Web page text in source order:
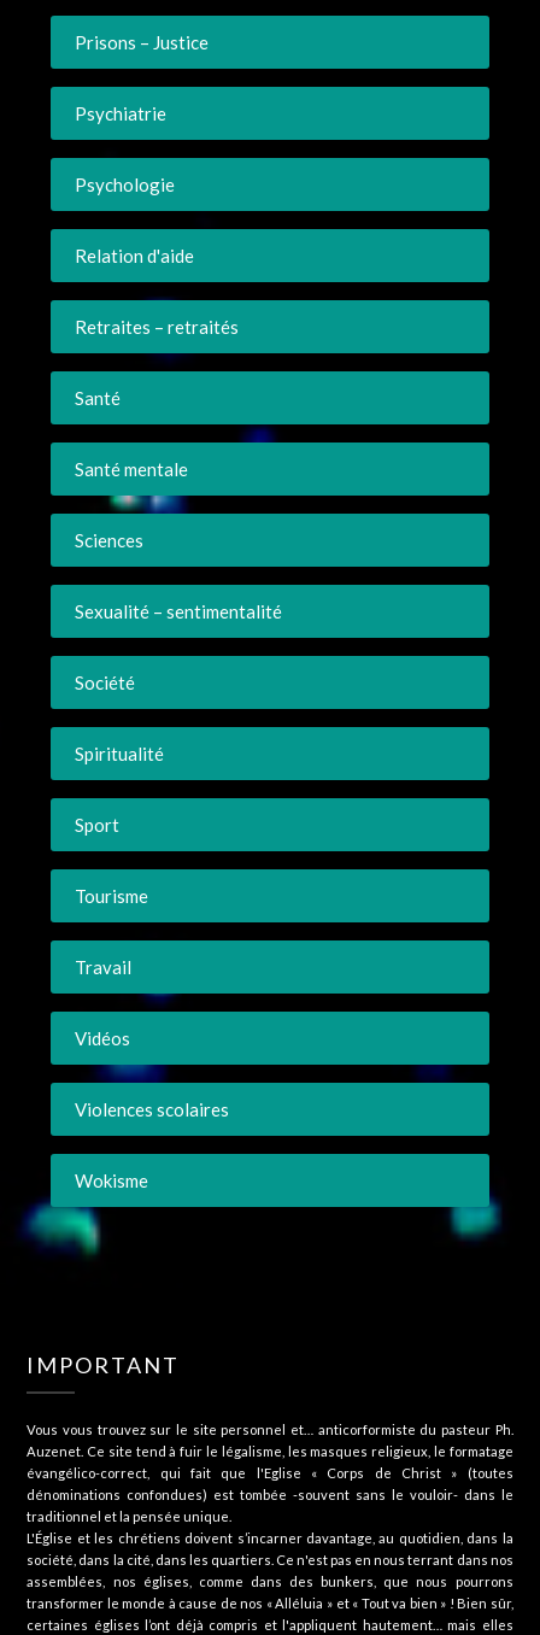
Prisons – Justice
Psychiatrie
Psychologie
Relation d'aide
Retraites – retraités
Santé
Santé mentale
Sciences
Sexualité – sentimentalité
Société
Spiritualité
Sport
Tourisme
Travail
Vidéos
Violences scolaires
Wokisme
IMPORTANT
Vous vous trouvez sur le site personnel et… anticorformiste du pasteur Ph.
Auzenet. Ce site tend à fuir le légalisme, les masques religieux, le formatage
évangélico-correct, qui fait que l'Eglise « Corps de Christ » (toutes
dénominations confondues) est tombée -souvent sans le vouloir- dans le
traditionnel et la pensée unique.
L'Église et les chrétiens doivent s’incarner davantage, au quotidien, dans la
société, dans la cité, dans les quartiers. Ce n'est pas en nous terrant dans nos
assemblées, nos églises, comme dans des bunkers, que nous pourrons
transformer le monde à cause de nos « Alléluia » et « Tout va bien » ! Bien sûr,
certaines églises l’ont déjà compris et l'appliquent hautement… mais elles